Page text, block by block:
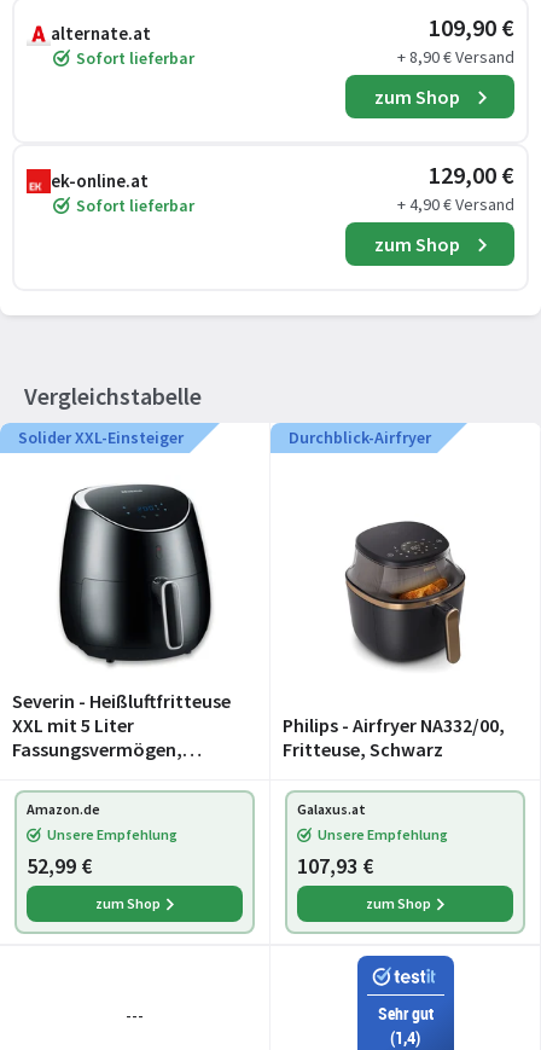
alternate.at
Sofort lieferbar
109,90 €
+ 8,90 € Versand
zum Shop
ek-online.at
Sofort lieferbar
129,00 €
+ 4,90 € Versand
zum Shop
Vergleichstabelle
Solider XXL-Einsteiger
Severin - Heißluftfritteuse
XXL mit 5 Liter
Fassungsvermögen,
Kochen, Fritteuse ohne
Fett mit 8
Automatikprogrammen,
2000 W, schwarz/silbe
Durchblick-Airfryer
Philips - Airfryer NA332/00,
Fritteuse, Schwarz
Amazon.de
Unsere Empfehlung
52,99 €
zum Shop
Galaxus.at
Unsere Empfehlung
107,93 €
zum Shop
---
Sehr gut
(1,4)